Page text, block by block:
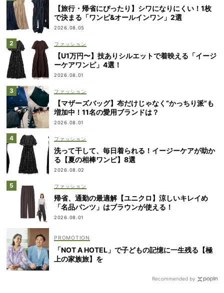
【旅行・帰省にぴったり】シワになりにくい！1枚
で決まる「ワンピ&オールインワン」2選
2026.08.05
ファッション
【U1万円〜】技ありシルエットで着映える「イージ
ーケアワンピ」4選！
2026.08.01
ファッション
【マザーズバッグ】布だけじゃなく“かっちり派”も
増加中！11名の愛用ブランドは？
2026.08.01
ファッション
洗って干して、毎日着られる！イージーケアが助か
る【夏の相棒ワンピ】8選
2026.08.02
ファッション
帰省、通勤の最適解【ユニクロ】涼しいキレイめ
「名品パンツ」はブラウンが使える！
2026.08.01
「NOT A HOTEL」で子どもの記憶に一生残る【極
上の家族旅】を
Recommended by